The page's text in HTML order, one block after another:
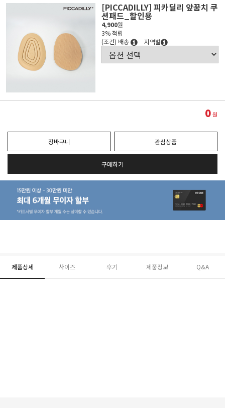
[PICCADILLY] 피카딜리 앞꿈치 쿠
션패드_할인용
4,900원
3% 적립
(조건) 배송
지역별
0원
장바구니 관심상품
구매하기
제품상세 사이즈 후기 제품정보 Q&A